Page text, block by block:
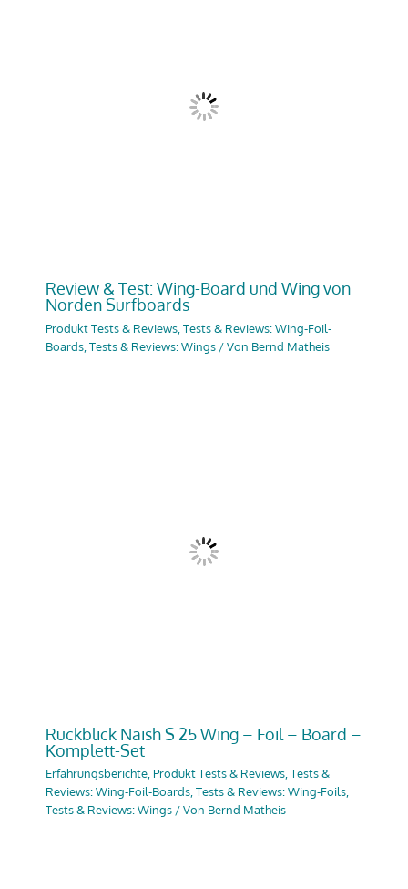
Review & Test: Wing-Board und Wing von
Norden Surfboards
Produkt Tests & Reviews, Tests & Reviews: Wing-Foil-
Boards, Tests & Reviews: Wings/ Von Bernd Matheis
Rückblick Naish S 25 Wing – Foil – Board –
Komplett-Set
Erfahrungsberichte, Produkt Tests & Reviews,Tests &
Reviews: Wing-Foil-Boards,Tests & Reviews: Wing-Foils,
Tests & Reviews: Wings/ Von Bernd Matheis